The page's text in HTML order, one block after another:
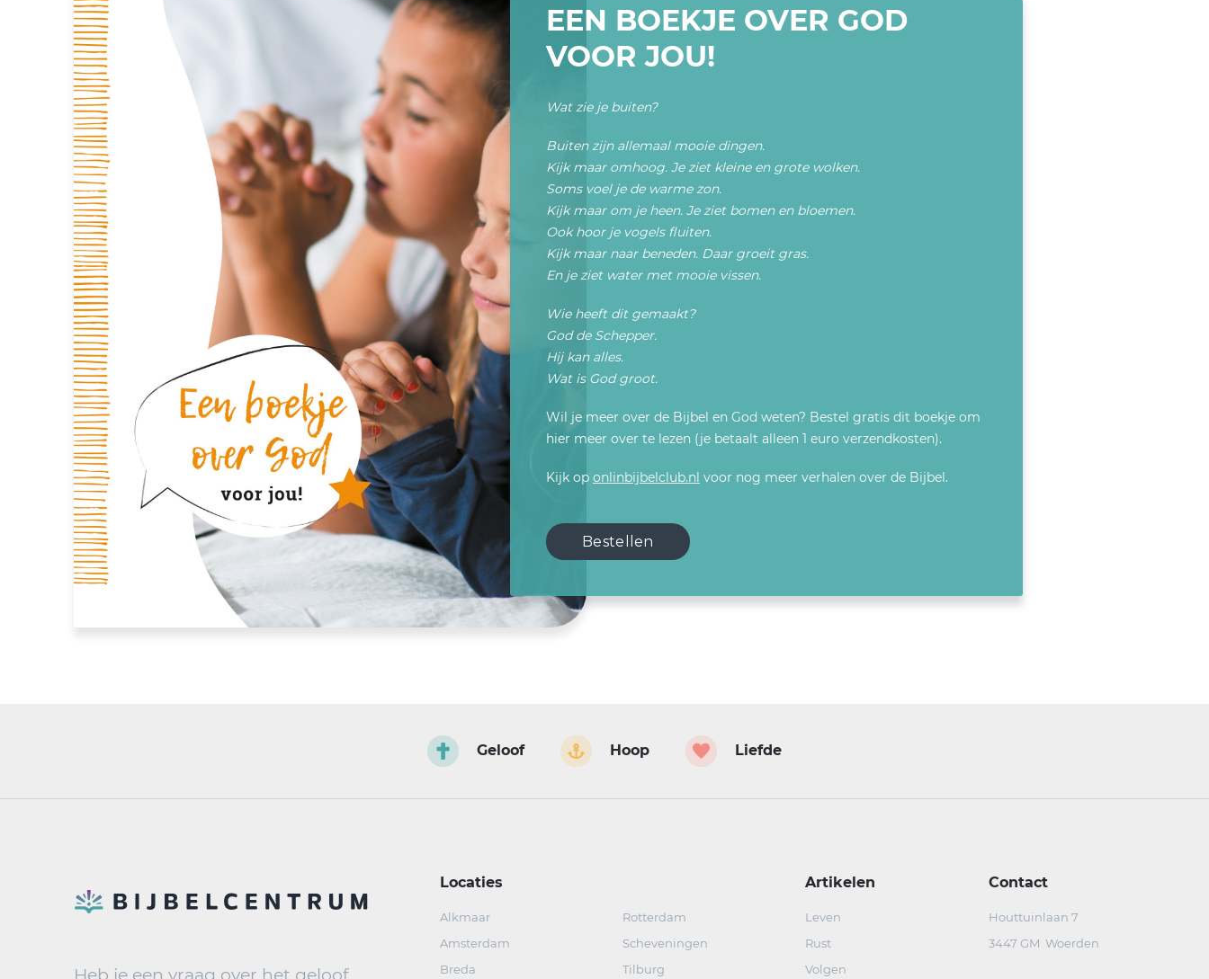
EEN BOEKJE OVER GOD
VOOR JOU!
Wat zie je buiten?
Buiten zijn allemaal mooie dingen.
Kijk maar omhoog. Je ziet kleine en grote wolken.
Soms voel je de warme zon.
Kijk maar om je heen. Je ziet bomen en bloemen.
Ook hoor je vogels fluiten.
Kijk maar naar beneden. Daar groeit gras.
En je ziet water met mooie vissen.
Wie heeft dit gemaakt?
God de Schepper.
Hij kan alles.
Wat is God groot.
Wil je meer over de Bijbel en God weten? Bestel gratis dit boekje om
hier meer over te lezen (je betaalt alleen 1 euro verzendkosten).
Kijk op onlinbijbelclub.nl voor nog meer verhalen over de Bijbel.
Geloof Hoop Liefde
Heb je een vraag over het geloof,
Locaties
Alkmaar
Amsterdam
Breda
Rotterdam
Scheveningen
Tilburg
Artikelen
Leven
Rust
Volgen
Contact
Houttuinlaan 7
3447 GM Woerden